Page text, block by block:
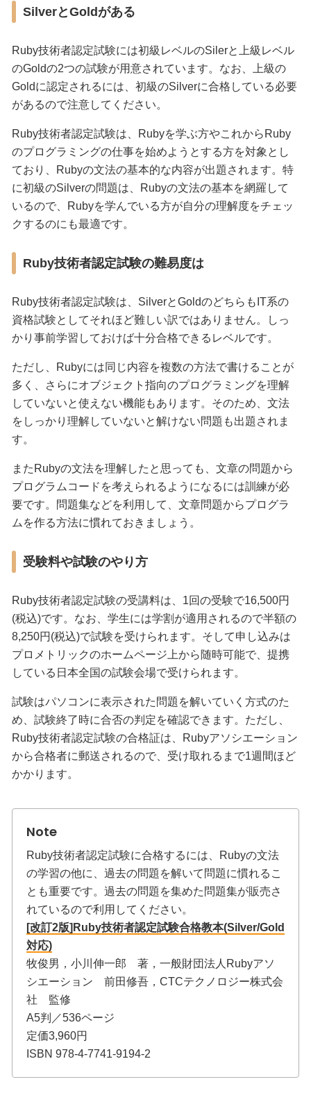
SilverとGoldがある
Ruby技術者認定試験には初級レベルのSilerと上級レベル
のGoldの2つの試験が用意されています。なお、上級の
Goldに認定されるには、初級のSilverに合格している必要
があるので注意してください。
Ruby技術者認定試験は、Rubyを学ぶ方やこれからRuby
のプログラミングの仕事を始めようとする方を対象とし
ており、Rubyの文法の基本的な内容が出題されます。特
に初級のSilverの問題は、Rubyの文法の基本を網羅して
いるので、Rubyを学んでいる方が自分の理解度をチェッ
クするのにも最適です。
Ruby技術者認定試験の難易度は
Ruby技術者認定試験は、SilverとGoldのどちらもIT系の
資格試験としてそれほど難しい訳ではありません。しっ
かり事前学習しておけば十分合格できるレベルです。
ただし、Rubyには同じ内容を複数の方法で書けることが
多く、さらにオブジェクト指向のプログラミングを理解
していないと使えない機能もあります。そのため、文法
をしっかり理解していないと解けない問題も出題されま
す。
またRubyの文法を理解したと思っても、文章の問題から
プログラムコードを考えられるようになるには訓練が必
要です。問題集などを利用して、文章問題からプログラ
ムを作る方法に慣れておきましょう。
受験料や試験のやり方
Ruby技術者認定試験の受講料は、1回の受験で16,500円
(税込)です。なお、学生には学割が適用されるので半額の
8,250円(税込)で試験を受けられます。そして申し込みは
プロメトリックのホームページ上から随時可能で、提携
している日本全国の試験会場で受けられます。
試験はパソコンに表示された問題を解いていく方式のた
め、試験終了時に合否の判定を確認できます。ただし、
Ruby技術者認定試験の合格証は、Rubyアソシエーション
から合格者に郵送されるので、受け取れるまで1週間ほど
かかります。
Ruby技術者認定試験に合格するには、Rubyの文法
の学習の他に、過去の問題を解いて問題に慣れるこ
とも重要です。過去の問題を集めた問題集が販売さ
れているので利用してください。
[改訂2版]Ruby技術者認定試験合格教本(Silver/Gold
対応)
牧俊男，小川伸一郎 著，一般財団法人Rubyアソ
シエーション 前田修吾，CTCテクノロジー株式会
社 監修
A5判／536ページ
定価3,960円
ISBN 978-4-7741-9194-2